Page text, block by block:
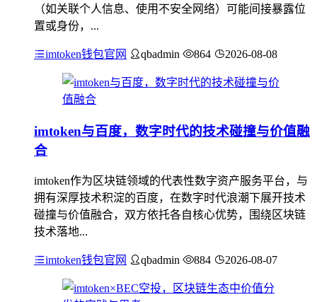
（如关联个人信息、使用不安全网络）可能间接暴露位
置或身份，...
imtoken钱包官网 qbadmin 864 2026-08-08
imtoken与百度，数字时代的技术碰撞与价值融
合
imtoken作为区块链领域的代表性数字资产服务平台，与
拥有深厚技术积淀的百度，在数字时代浪潮下展开技术
碰撞与价值融合，双方依托各自核心优势，围绕区块链
技术落地...
imtoken钱包官网 qbadmin 884 2026-08-07